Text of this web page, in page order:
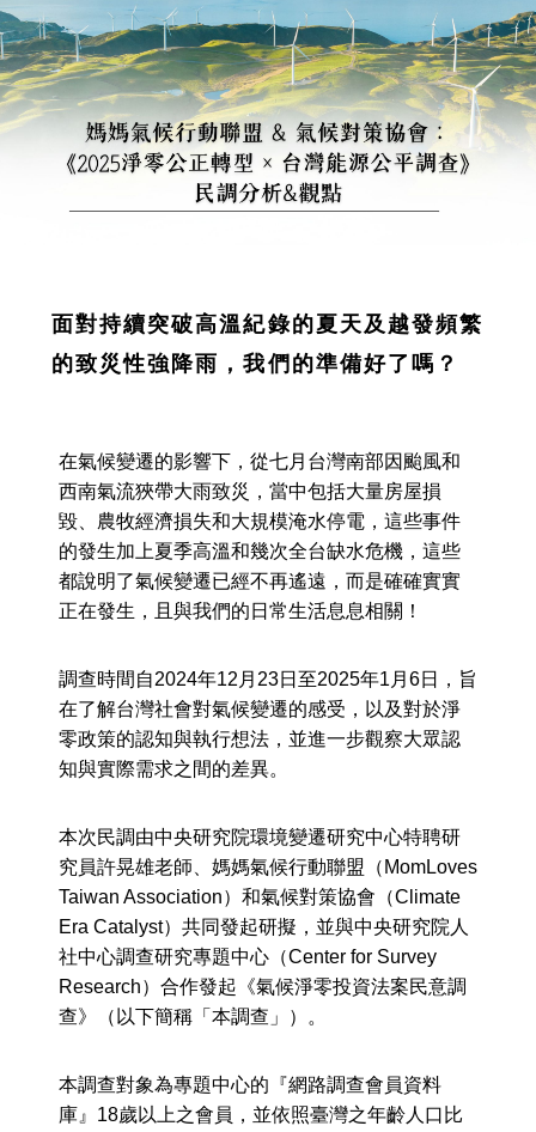
面對持續突破高溫紀錄的夏天及越發頻繁
的致災性強降雨，我們的準備好了嗎？
在氣候變遷的影響下，從七月台灣南部因颱風和
西南氣流狹帶大雨致災，當中包括大量房屋損
毀、農牧經濟損失和大規模淹水停電，這些事件
的發生加上夏季高溫和幾次全台缺水危機，這些
都說明了氣候變遷已經不再遙遠，而是確確實實
正在發生，且與我們的日常生活息息相關！
調查時間自2024年12月23日至2025年1月6日，旨
在了解台灣社會對氣候變遷的感受，以及對於淨
零政策的認知與執行想法，並進一步觀察大眾認
知與實際需求之間的差異。
本次民調由中央研究院環境變遷研究中心特聘研
究員許晃雄老師、媽媽氣候行動聯盟（MomLoves
Taiwan Association）和氣候對策協會（Climate
Era Catalyst）共同發起研擬，並與中央研究院人
社中心調查研究專題中心（Center for Survey
Research）合作發起《氣候淨零投資法案民意調
查》（以下簡稱「本調查」）。
本調查對象為專題中心的『網路調查會員資料
庫』18歲以上之會員，並依照臺灣之年齡人口比